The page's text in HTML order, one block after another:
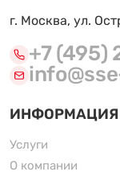
г. Москва, ул.
+7 (495)
ИНФОРМАЦИЯ
Услуги
О компании